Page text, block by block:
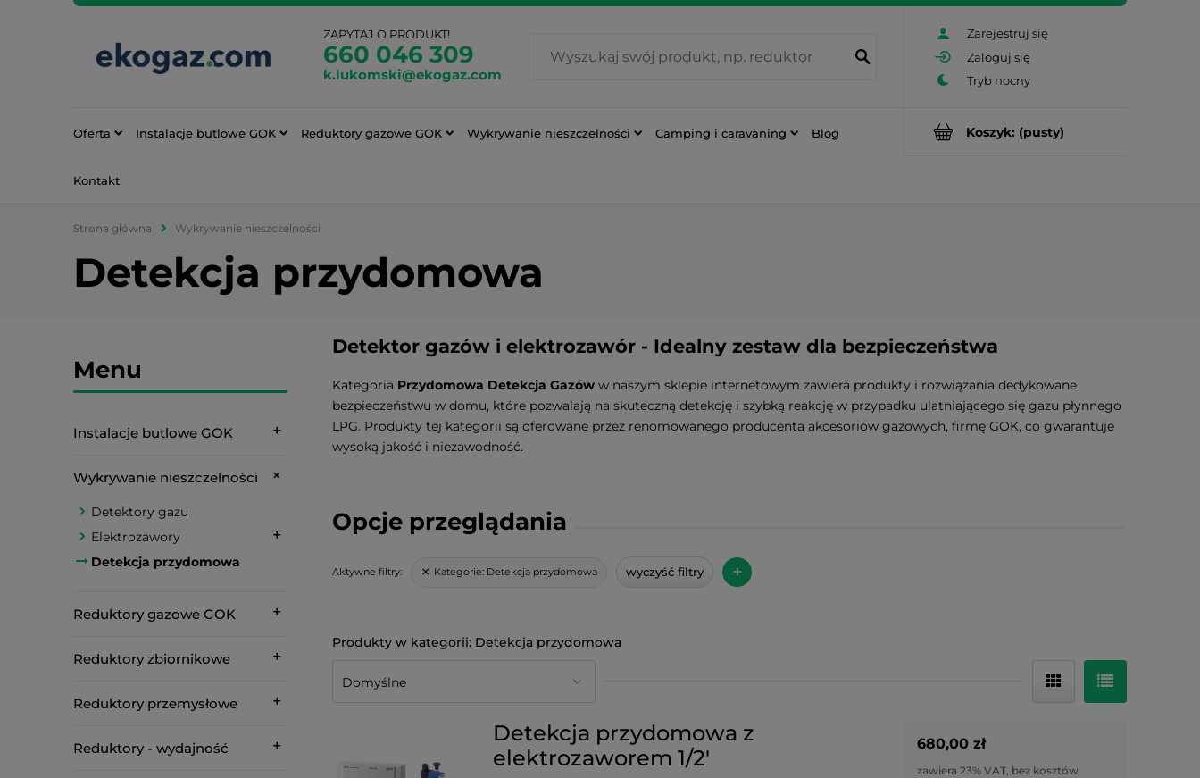
Zarejestruj się
Zaloguj się
ZAPYTAJ O PRODUKT!
660 046 309
k.lukomski@ekogaz.com
Koszyk: (pusty)
Oferta Instalacje butlowe GOK Reduktory gazowe GOK Wykrywanie nieszczelności Camping i caravaning Blog
Kontakt
Strona główna Wykrywanie nieszczelności
Detekcja przydomowa
Menu
Instalacje butlowe GOK
Wykrywanie nieszczelności
Detektory gazu
Elektrozawory
Detekcja przydomowa
Reduktory gazowe GOK
Reduktory zbiornikowe
Reduktory przemysłowe
Reduktory - wydajność
Opcje przeglądania
Aktywne filtry: Kategorie: Detekcja przydomowa wyczyść filtry +
Detektor gazów i elektrozawór - Idealny zestaw dla bezpieczeństwa
Kategoria Przydomowa Detekcja Gazów w naszym sklepie internetowym zawiera produkty i rozwiązania dedykowane
bezpieczeństwu w domu, które pozwalają na skuteczną detekcję i szybką reakcję w przypadku ulatniającego się gazu płynnego
LPG. Produkty tej kategorii są oferowane przez renomowanego producenta akcesoriów gazowych, firmę GOK, co gwarantuje
wysoką jakość i niezawodność.
Detekcja przydomowa
Detekcja przydomowa z
elektrozaworem 1/2'
680,00 zł
zawiera 23% VAT, bez kosztów